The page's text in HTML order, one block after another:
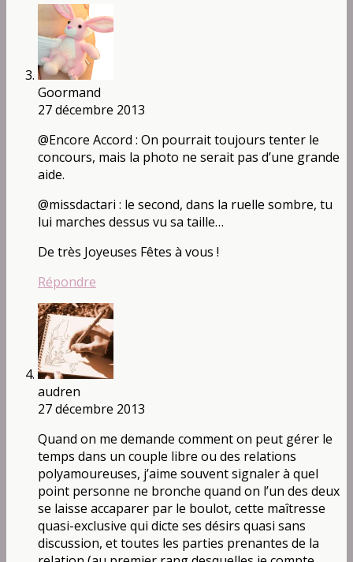
Goormand
27 décembre 2013
@Encore Accord : On pourrait toujours tenter le
concours, mais la photo ne serait pas d’une grande
aide.
@missdactari : le second, dans la ruelle sombre, tu
lui marches dessus vu sa taille…
De très Joyeuses Fêtes à vous !
Répondre
audren
27 décembre 2013
Quand on me demande comment on peut gérer le
temps dans un couple libre ou des relations
polyamoureuses, j’aime souvent signaler à quel
point personne ne bronche quand on l’un des deux
se laisse accaparer par le boulot, cette maîtresse
quasi-exclusive qui dicte ses désirs quasi sans
discussion, et toutes les parties prenantes de la